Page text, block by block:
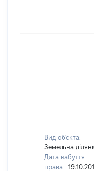
Вид об'єкта:
Земельна
Дата набуття
права: